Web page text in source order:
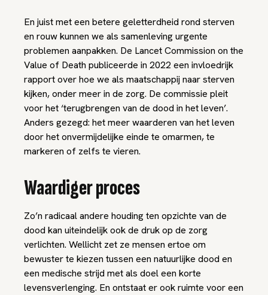
En juist met een betere geletterdheid rond sterven
en rouw kunnen we als samenleving urgente
problemen aanpakken. De Lancet Commission on the
Value of Death publiceerde in 2022 een invloedrijk
rapport over hoe we als maatschappij naar sterven
kijken, onder meer in de zorg. De commissie pleit
voor het ‘terugbrengen van de dood in het leven’.
Anders gezegd: het meer waarderen van het leven
door het onvermijdelijke einde te omarmen, te
markeren of zelfs te vieren.
Waardiger proces
Zo’n radicaal andere houding ten opzichte van de
dood kan uiteindelijk ook de druk op de zorg
verlichten. Wellicht zet ze mensen ertoe om
bewuster te kiezen tussen een natuurlijke dood en
een medische strijd met als doel een korte
levensverlenging. En ontstaat er ook ruimte voor een